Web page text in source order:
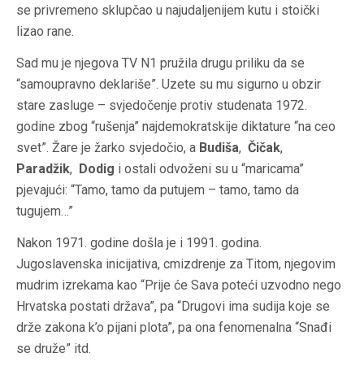
se privremeno sklupčao u najudaljenijem kutu i stoički
lizao rane.
Sad mu je njegova TV N1 pružila drugu priliku da se
“samoupravno deklariše”. Uzete su mu sigurno u obzir
stare zasluge – svjedočenje protiv studenata 1972.
godine zbog “rušenja” najdemokratskije diktature “na ceo
svet”. Žare je žarko svjedočio, a Budiša, Čičak,
Paradžik, Dodig i ostali odvoženi su u “maricama”
pjevajući: “Tamo, tamo da putujem – tamo, tamo da
tugujem…”
Nakon 1971. godine došla je i 1991. godina.
Jugoslavenska inicijativa, cmizdrenje za Titom, njegovim
mudrim izrekama kao “Prije će Sava poteći uzvodno nego
Hrvatska postati država”, pa “Drugovi ima sudija koje se
drže zakona k’o pijani plota”, pa ona fenomenalna “Snađi
se druže” itd.